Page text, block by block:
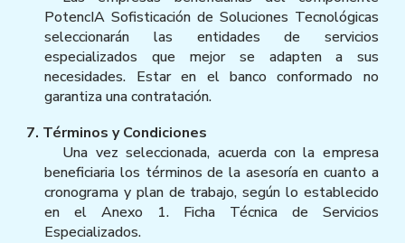
PotencIA Sofisticación de Soluciones Tecnológicas
seleccionarán las entidades de servicios
especializados que mejor se adapten a sus
necesidades. Estar en el banco conformado no
garantiza una contratación.
7. Términos y Condiciones
Una vez seleccionada, acuerda con la empresa
beneficiaria los términos de la asesoría en cuanto a
cronograma y plan de trabajo, según lo establecido
en el Anexo 1. Ficha Técnica de Servicios
Especializados.